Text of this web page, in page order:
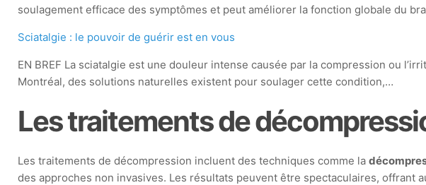
soulagement efficace des symptômes et peut améliorer la fonction globale du
Sciatalgie : le pouvoir de guérir est en vous
EN BREF La sciatalgie est une douleur intense causée par la compression ou
Montréal, des solutions naturelles existent pour soulager cette condition,…
Les traitements de
Les traitements de décompression incluent des techniques comme la
des approches non invasives. Les résultats peuvent être spectaculaires, offrant